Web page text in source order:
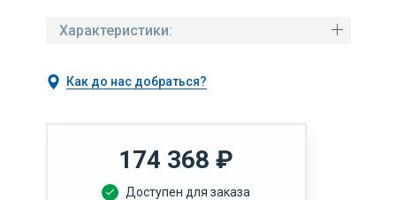
Характеристики:
Как до нас добраться?
174 368 ₽
Доступен для заказа